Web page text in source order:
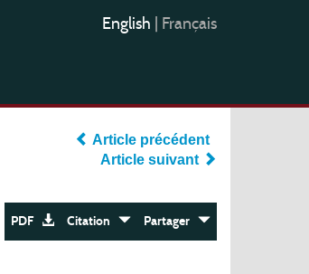
English Français
Article précédent
Article suivant
PDF Citation Partager